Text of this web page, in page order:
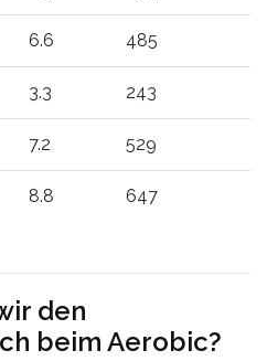
6.6 485
3.3 243
7.2 529
8.8 647
den
beim Aerobic?